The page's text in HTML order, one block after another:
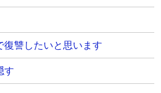
復讐したいと思います
す